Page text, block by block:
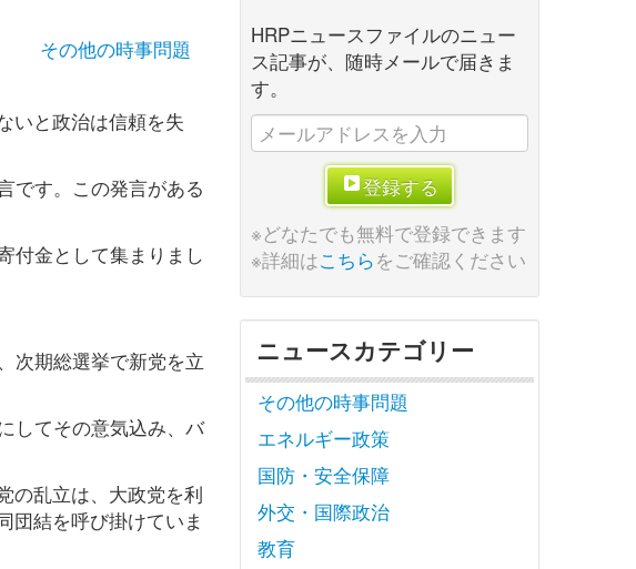
その他の時事問題
いと政治は信頼を失
です。この発言がある
付金として集まりまし
次期総選挙で新党を立
してその意気込み、バ
の乱立は、大政党を利
団結を呼び掛けていま
HRPニュースファイルのニュー
ス記事が、随時メールで届きま
す。
登録する
※どなたでも無料で登録できます
※詳細はこちらをご確認ください
ニュースカテゴリー
その他の時事問題
エネルギー政策
国防・安全保障
外交・国際政治
教育